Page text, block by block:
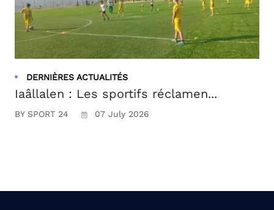
DERNIÈRES ACTUALITÉS
Iaâllalen : Les sportifs réclamen...
BY SPORT 24 07 July 2026